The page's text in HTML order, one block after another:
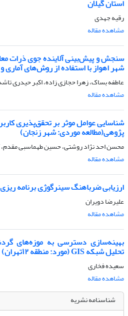
استان گیلان
رقیه جهدی
مشاهده مقاله
شهر اهواز با استفاده از روش‌های
عاطفه بساک، زهرا حجازی زاده، اکبر حیدری
مشاهده مقاله
شناسایی عوامل موثر بر تحقق‌پذیری
پژوهی(مطالعه موردی: شهر زنجان)
محسن احد نژاد روشتی، حسین طهماسبی
مشاهده مقاله
ارزیابی ضرباهنگ سینرگوژی برنامه
علیرضا دویران
مشاهده مقاله
تحلیل شبکه GIS (مورد: منطقه ۱۲تهران)
سعیده فخاری
مشاهده مقاله
شناسنامه نشریه